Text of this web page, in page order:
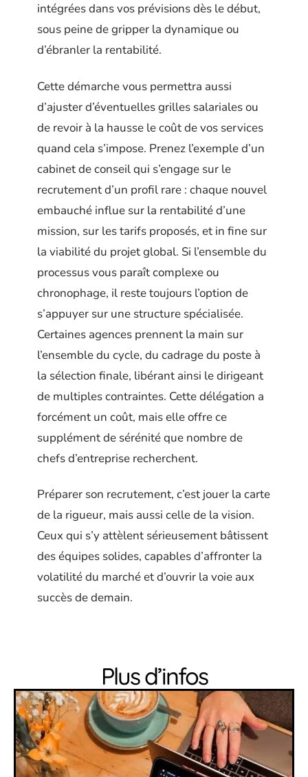
intégrées dans vos prévisions dès le début,
sous peine de gripper la dynamique ou
d’ébranler la rentabilité.
Cette démarche vous permettra aussi
d’ajuster d’éventuelles grilles salariales ou
de revoir à la hausse le coût de vos services
quand cela s’impose. Prenez l’exemple d’un
cabinet de conseil qui s’engage sur le
recrutement d’un profil rare : chaque nouvel
embauché influe sur la rentabilité d’une
mission, sur les tarifs proposés, et in fine sur
la viabilité du projet global. Si l’ensemble du
processus vous paraît complexe ou
chronophage, il reste toujours l’option de
s’appuyer sur une structure spécialisée.
Certaines agences prennent la main sur
l’ensemble du cycle, du cadrage du poste à
la sélection finale, libérant ainsi le dirigeant
de multiples contraintes. Cette délégation a
forcément un coût, mais elle offre ce
supplément de sérénité que nombre de
chefs d’entreprise recherchent.
Préparer son recrutement, c’est jouer la carte
de la rigueur, mais aussi celle de la vision.
Ceux qui s’y attèlent sérieusement bâtissent
des équipes solides, capables d’affronter la
volatilité du marché et d’ouvrir la voie aux
succès de demain.
Plus d’infos